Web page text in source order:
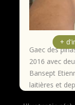
Gaec des
2016 avec
Bansept
laitières et